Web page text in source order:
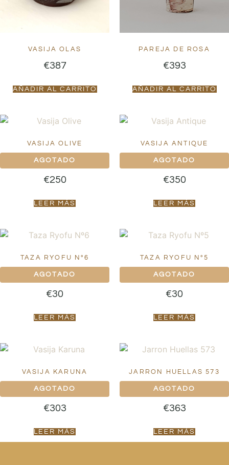
VASIJA OLAS
€387
AÑADIR AL CARRITO
PAREJA DE ROSA
€393
AÑADIR AL CARRITO
VASIJA OLIVE
€250
LEER MÁS
VASIJA ANTIQUE
€350
LEER MÁS
TAZA RYOFU Nº6
€30
LEER MÁS
TAZA RYOFU Nº5
€30
LEER MÁS
VASIJA KARUNA
€303
LEER MÁS
JARRON HUELLAS 573
€363
LEER MÁS